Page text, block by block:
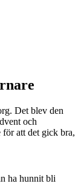
Det blev den
och
för att det gick bra,
ha hunnit bli